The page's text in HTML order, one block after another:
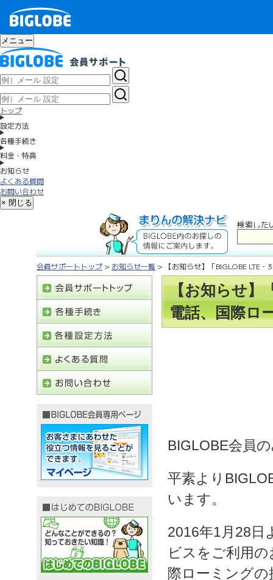
メニュー
トップ
設定方法
各種手続き
料金・特典
お知らせ
よくある質問
お問い合わせ
× 閉じる
検索した
会員サポートトップ > お知らせ一覧 > 【お知らせ】「BIGLOBE LTE
【お知らせ】
電話、国際ロ
BIGLOBE会員
平素より
います。
2016年1月28日
ビスをご利用
際ローミング